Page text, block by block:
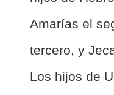
Amarías el
tercero, y
Los hijos de